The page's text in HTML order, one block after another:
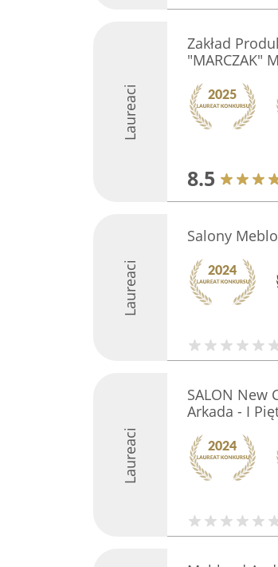
Laureaci
Zakład
"MARCZAK"
8.5
Laureaci
Salony
Laureaci
SALON New
Arkada - I